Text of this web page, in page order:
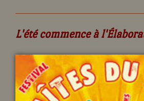
L'été commence à